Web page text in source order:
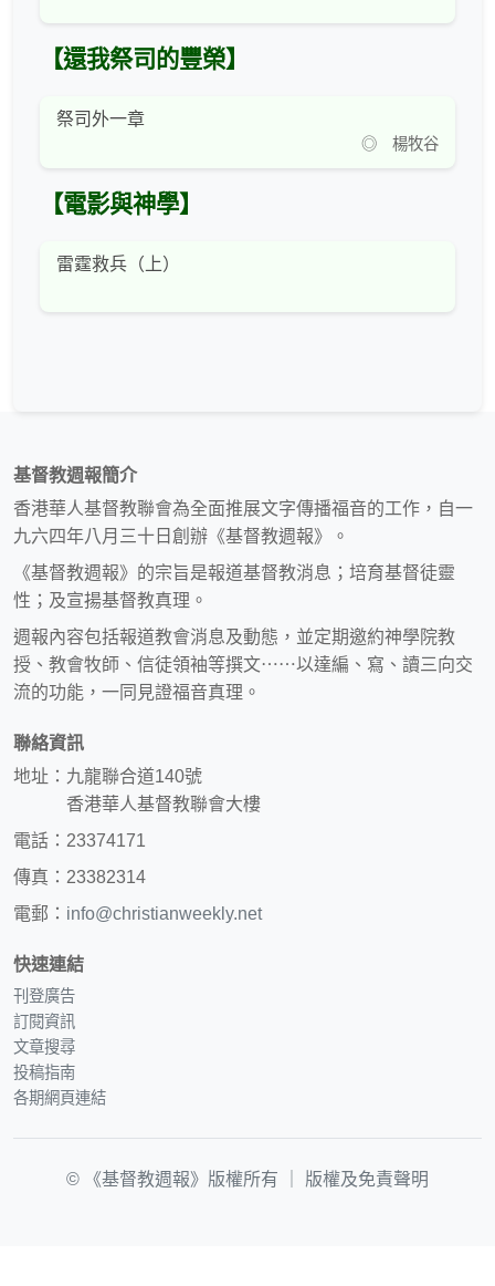
【還我祭司的豐榮】
祭司外一章
◎ 楊牧谷
【電影與神學】
雷霆救兵（上）
基督教週報簡介
香港華人基督教聯會為全面推展文字傳播福音的工作，自一
九六四年八月三十日創辦《基督教週報》。
《基督教週報》的宗旨是報道基督教消息；培育基督徒靈
性；及宣揚基督教真理。
週報內容包括報道教會消息及動態，並定期邀約神學院教
授、教會牧師、信徒領袖等撰文⋯⋯以達編、寫、讀三向交
流的功能，一同見證福音真理。
聯絡資訊
地址：九龍聯合道140號
香港華人基督教聯會大樓
電話：23374171
傳真：23382314
電郵： info@christianweekly.net
快速連結
刊登廣告
訂閱資訊
文章搜尋
投稿指南
各期網頁連結
© 《基督教週報》版權所有 ｜ 版權及免責聲明